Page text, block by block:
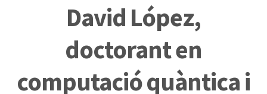
David López,
doctorant en
computació quàntica i